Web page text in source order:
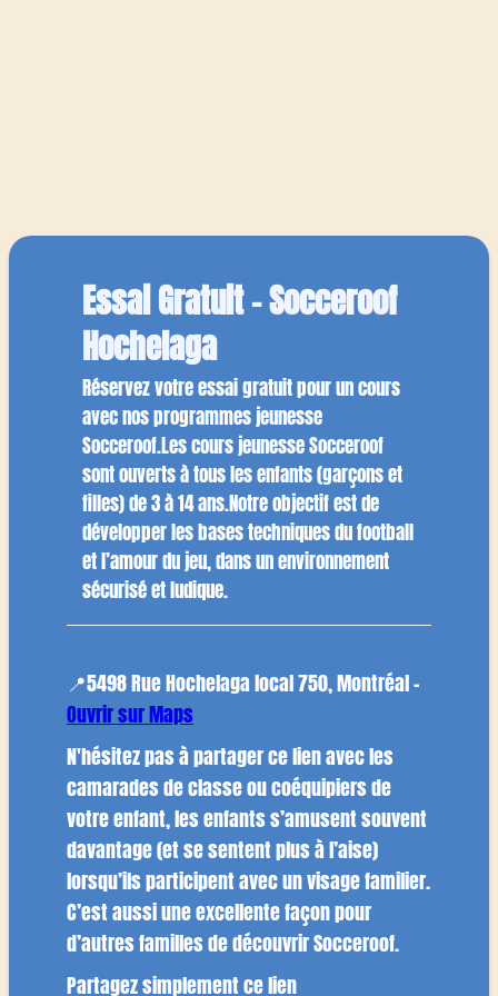
Essai Gratuit - Socceroof
Hochelaga
Réservez votre essai gratuit pour un cours
avec nos programmes jeunesse
Socceroof.Les cours jeunesse Socceroof
sont ouverts à tous les enfants (garçons et
filles) de 3 à 14 ans.Notre objectif est de
développer les bases techniques du football
et l’amour du jeu, dans un environnement
sécurisé et ludique.
📍5498 Rue Hochelaga local 750, Montréal -
Ouvrir sur Maps
N'hésitez pas à partager ce lien avec les
camarades de classe ou coéquipiers de
votre enfant, les enfants s’amusent souvent
davantage (et se sentent plus à l’aise)
lorsqu’ils participent avec un visage familier.
C’est aussi une excellente façon pour
d’autres familles de découvrir Socceroof.
Partagez simplement ce lien